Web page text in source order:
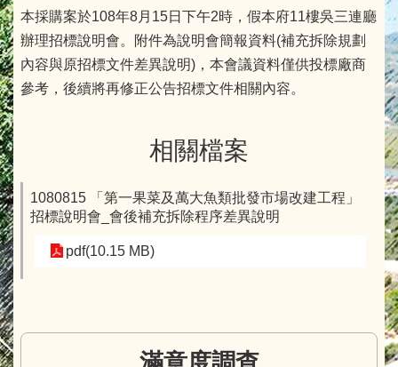
本採購案於108年8月15日下午2時，假本府11樓吳三連廳
辦理招標說明會。附件為說明會簡報資料(補充拆除規劃
內容與原招標文件差異說明)，本會議資料僅供投標廠商
參考，後續將再修正公告招標文件相關內容。
相關檔案
1080815 「第一果菜及萬大魚類批發市場改建工程」
招標說明會_會後補充拆除程序差異說明
pdf(10.15 MB)